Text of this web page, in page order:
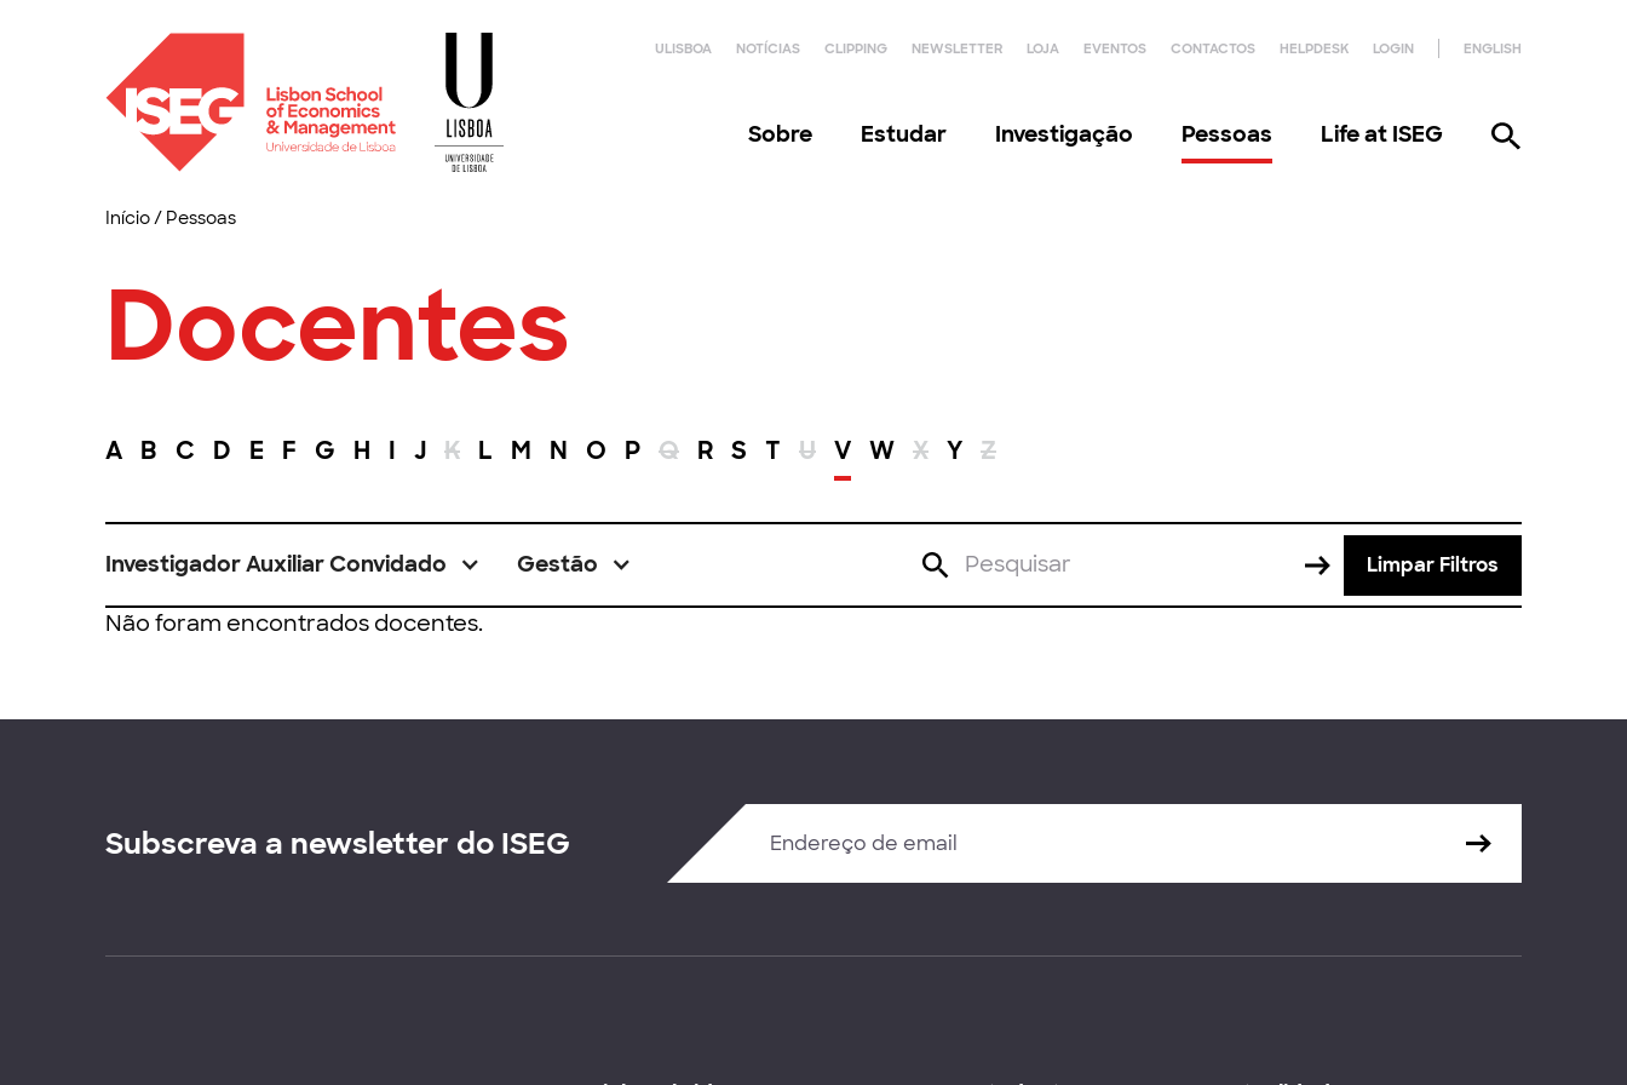
ULISBOA NOTÍCIAS CLIPPING NEWSLETTER LOJA EVENTOS CONTACTOS HELPDESK LOGIN ENGLISH
Sobre Estudar Investigação Pessoas Life at ISEG
Início/ Pessoas
Docentes
A B C D E F G H I J K L M N O P Q R S T U V W X Y Z
Investigador Auxiliar Convidado Gestão Limpar Filtros
Não foram encontrados docentes.
Subscreva a newsletter do ISEG